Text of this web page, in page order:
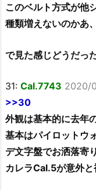
このベルト方式が他
種類増えないのかあ
で見た感じどうだっ
31: Cal.7743 2020/
>>30
外観は基本的に去年
基本はパイロットウ
デ文字盤でお洒落寄
カレラCal.5が意外